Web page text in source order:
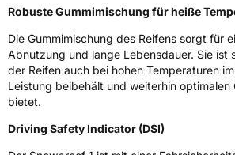
EffizienzC
NasshaftungB
Rollgeräusch (Klasse) B
Rollgeräusch (dB)71
Robuste Gummimischung für heiße
Die Gummimischung des Reifens sorgt für
Abnutzung und lange Lebensdauer. Sie ist
der Reifen auch bei hohen Temperaturen
Leistung beibehält und weiterhin optimalen
bietet.
Driving Safety Indicator (DSI)